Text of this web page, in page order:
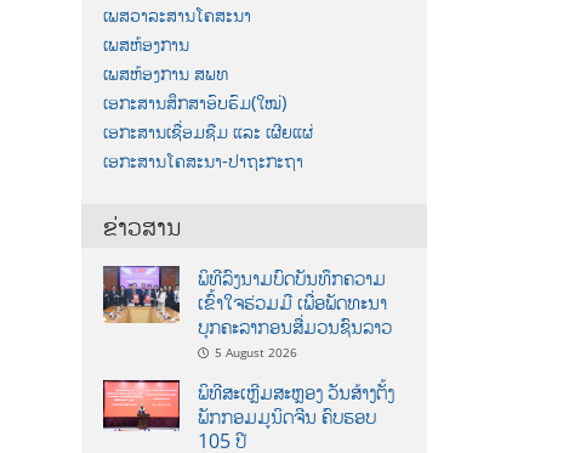
ເພສວາລະສານໂຄສະນາ
ເພສຫ້ອງການ
ເພສຫ້ອງການ ສພທ
ເອກະສານສຶກສາອົບຮົມ(ໃໝ່)
ເອກະສານເຊື່ອມຊືມ ແລະ ເຜີຍແຜ່
ເອກະສານໂຄສະນາ-ປາຖະກະຖາ
ຂ່າວສານ
ພິທີລົງນາມບົດບັນທຶກຄວາມ
ເຂົ້າໃຈຮ່ວມມື ເພື່ອພັດທະນາ
ບຸກຄະລາກອນສື່ມວນຊົນລາວ
5 August 2026
ພິທີສະເຫຼີມສະຫຼອງ ວັນສ້າງຕັ້ງ
ພັກກອມມູນິດຈີນ ຄົບຮອບ
105 ປີ